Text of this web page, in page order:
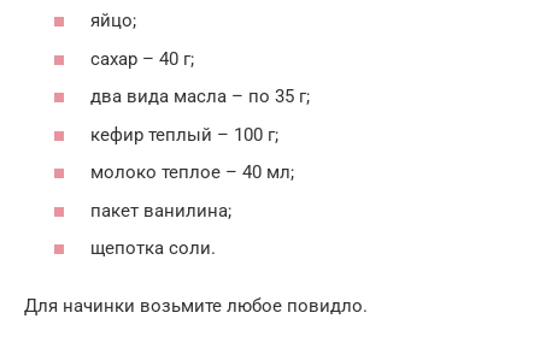
яйцо;
сахар – 40 г;
два вида масла – по 35 г;
кефир теплый – 100 г;
молоко теплое – 40 мл;
пакет ванилина;
щепотка соли.
Для начинки возьмите любое повидло.